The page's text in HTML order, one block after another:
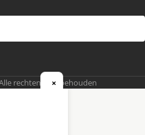
rechten voorbehouden
×